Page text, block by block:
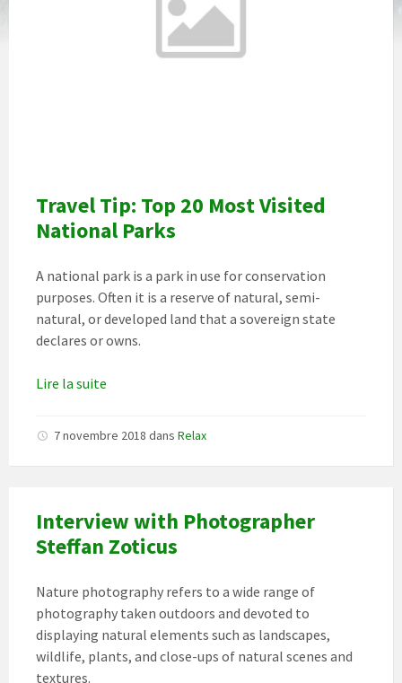
Travel Tip: Top 20 Most Visited
National Parks
A national park is a park in use for conservation
purposes. Often it is a reserve of natural, semi-
natural, or developed land that a sovereign state
declares or owns.
Lire la suite
7 novembre 2018 dans Relax
Interview with Photographer
Steffan Zoticus
Nature photography refers to a wide range of
photography taken outdoors and devoted to
displaying natural elements such as landscapes,
wildlife, plants, and close-ups of natural scenes and
textures.